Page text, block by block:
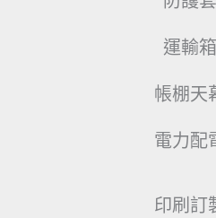
運輸箱
帳棚天
電力配
印刷訂